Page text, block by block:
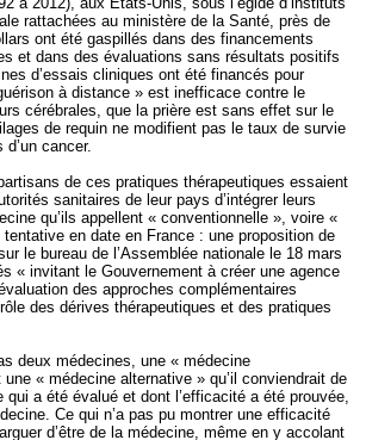
rattachées au ministère de la Santé, près de
ont été gaspillés dans des financements
et dans des évaluations sans résultats positifs
d’essais cliniques ont été financés pour
à distance » est inefficace contre le
cérébrales, que la prière est sans effet sur le
de requin ne modifient pas le taux de survie
cancer.
de ces pratiques thérapeutiques essaient
sanitaires de leur pays d’intégrer leurs
qu’ils appellent « conventionnelle », voire «
en date en France : une proposition de
le bureau de l’Assemblée nationale le 18 mars
« invitant le Gouvernement à créer une agence
des approches complémentaires
des dérives thérapeutiques et des pratiques
deux médecines, une « médecine
« médecine alternative » qu’il conviendrait de
a été évalué et dont l’efficacité a été prouvée,
Ce qui n’a pas pu montrer une efficacité
d’être de la médecine, même en y accolant